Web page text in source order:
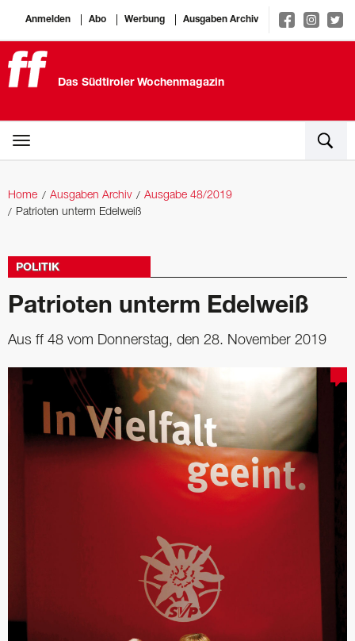
Anmelden Abo Werbung Ausgaben Archiv
Das Südtiroler Wochenmagazin
Home Ausgaben Archiv
Ausgabe 48/2019
Patrioten unterm Edelweiß
POLITIK
Patrioten unterm Edelweiß
Aus ff 48 vom Donnerstag, den 28. November 2019